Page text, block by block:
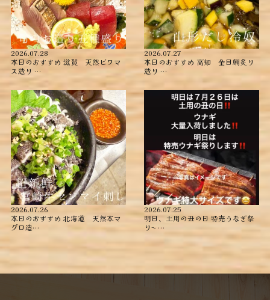
2026.07.28
本日のおすすめ ︎滋賀 天然ビワマ
ス造り …
2026.07.27
本日のおすすめ ︎高知 金目鯛炙り
造り ︎…
2026.07.26
本日のおすすめ ︎北海道 天然本マ
グロ造…
2026.07.25
明日、土用の丑の日 特売うなぎ祭
り〜️️️ …